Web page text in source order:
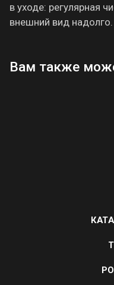
в уходе: регулярная
внешний вид надолго.
Вам также